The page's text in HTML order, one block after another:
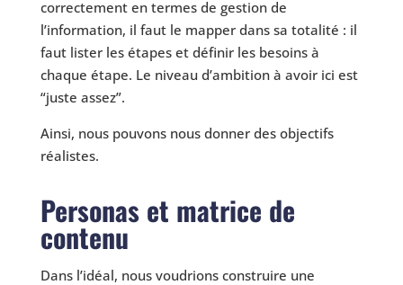
correctement en termes de gestion de
l’information, il faut le mapper dans sa totalité : il
faut lister les étapes et définir les besoins à
chaque étape. Le niveau d’ambition à avoir ici est
“juste assez”.
Ainsi, nous pouvons nous donner des objectifs
réalistes.
Personas et matrice de
contenu
Dans l’idéal, nous voudrions construire une